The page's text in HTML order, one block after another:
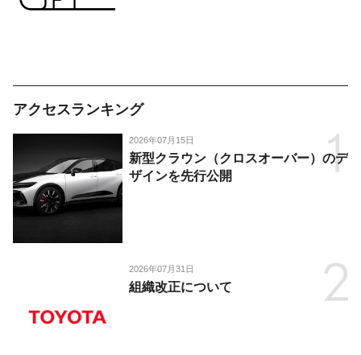
アクセスランキング
2026年07月15日
新型クラウン（クロスオーバー）のデ
ザインを先行公開
2026年07月31日
組織改正について